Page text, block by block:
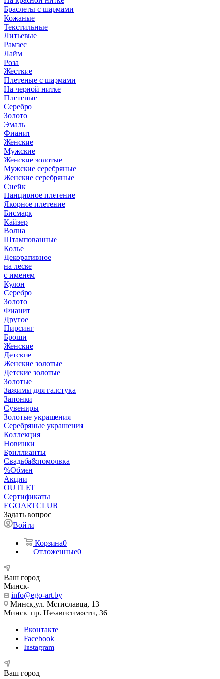
Браслеты с шармами
Кожаные
Текстильные
Литьевые
Рамзес
Лайм
Роза
Жесткие
Плетеные с шармами
На черной нитке
Плетеные
Серебро
Золото
Эмаль
Фианит
Женские
Мужские
Женские золотые
Мужские серебряные
Женские серебряные
Снейк
Панцирное плетение
Якорное плетение
Бисмарк
Кайзер
Волна
Штампованные
Колье
Декоративное
на леске
с именем
Кулон
Серебро
Золото
Фианит
Другое
Пирсинг
Броши
Женские
Детские
Женские золотые
Детские золотые
Золотые
Зажимы для галстука
Запонки
Сувениры
Золотые украшения
Серебряные украшения
Коллекция
Новинки
Бриллианты
Свадьба&помолвка
%Обмен
Акции
OUTLET
Сертификаты
EGOARTCLUB
Задать вопрос
Войти
Корзина0
Отложенные0
Ваш город
Минск
info@ego-art.by
Минск,ул. Мстиславца, 13
Минск, пр. Независимости, 36
Вконтакте
Facebook
Instagram
Ваш город